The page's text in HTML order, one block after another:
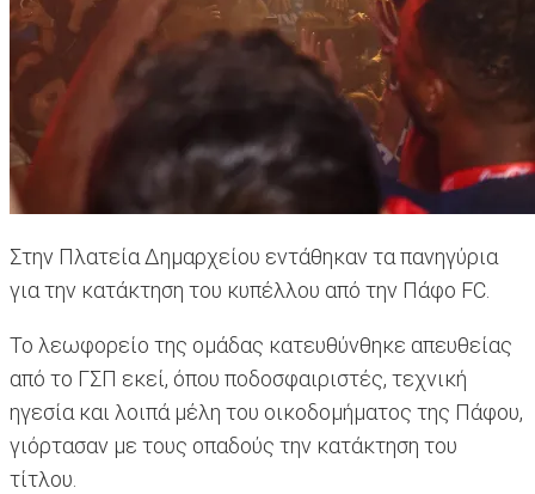
Στην Πλατεία Δημαρχείου εντάθηκαν τα πανηγύρια
για την κατάκτηση του κυπέλλου από την Πάφο FC.
To λεωφορείο της ομάδας κατευθύνθηκε απευθείας
από το ΓΣΠ εκεί, όπου ποδοσφαιριστές, τεχνική
ηγεσία και λοιπά μέλη του οικοδομήματος της Πάφου,
γιόρτασαν με τους οπαδούς την κατάκτηση του
τίτλου.